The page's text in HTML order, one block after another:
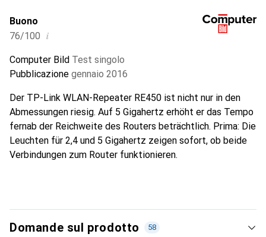
Buono
76/100 i
Computer Bild Test singolo
Pubblicazione gennaio 2016
Der TP-Link WLAN-Repeater RE450 ist nicht nur in den
Abmessungen riesig. Auf 5 Gigahertz erhöht er das Tempo
fernab der Reichweite des Routers beträchtlich. Prima: Die
Leuchten für 2,4 und 5 Gigahertz zeigen sofort, ob beide
Verbindungen zum Router funktionieren.
Domande sul prodotto 58